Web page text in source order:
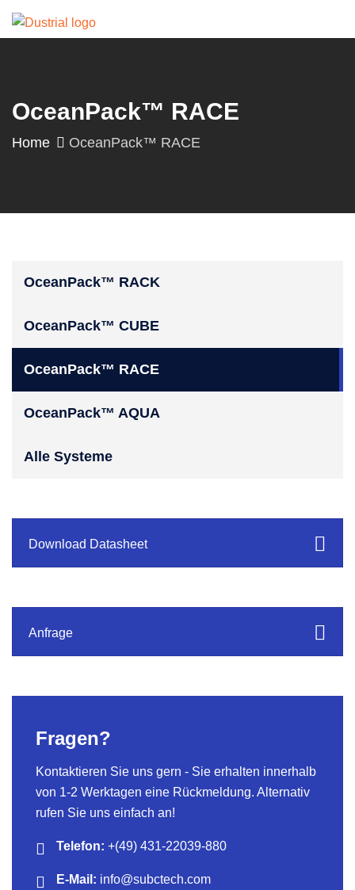
OceanPack™ RACE
Home OceanPack™ RACE
OceanPack™ RACK
OceanPack™ CUBE
OceanPack™ RACE
OceanPack™ AQUA
Alle Systeme
Download Datasheet
Anfrage
Fragen?
Kontaktieren Sie uns gern - Sie erhalten innerhalb
von 1-2 Werktagen eine Rückmeldung. Alternativ
rufen Sie uns einfach an!
Telefon: +(49) 431-22039-880
E-Mail: info@subctech.com